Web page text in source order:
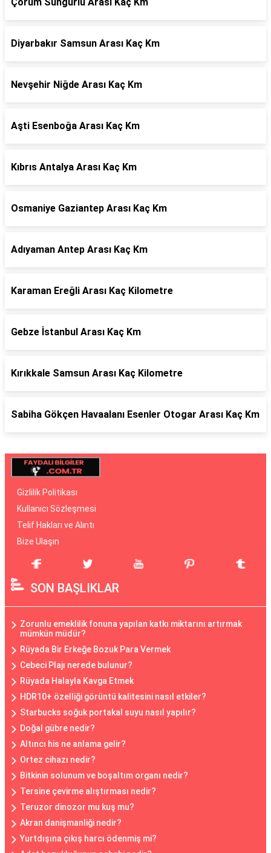
Diyarbakır Samsun Arası Kaç Km
Nevşehir Niğde Arası Kaç Km
Aşti Esenboğa Arası Kaç Km
Kıbrıs Antalya Arası Kaç Km
Osmaniye Gaziantep Arası Kaç Km
Adıyaman Antep Arası Kaç Km
Karaman Ereğli Arası Kaç Kilometre
Gebze İstanbul Arası Kaç Km
Kırıkkale Samsun Arası Kaç Kilometre
Sabiha Gökçen Havaalanı Esenler Otogar Arası Kaç Km
Gizlilik Politikası
Kullanıcı Sözleşmesi
Telif Hakları ve Alıntı
Bize Ulaşın
SON BAŞLIKLAR
Zorunlu emeklilik fonuna yapılan katkı miktarını artırmak
mümkün müdür?
Rüyada Bir Erkeğe Bozuk Para Vermek
Cebeci Plajı nerede bulunur?
Rüyada Halayla Kavga Etmek
HDR10+ özelliği görüntü kalitesini nasıl etkiler?
Starbucks soğuk portakal suyu nasıl yapılır?
Doğal gübre nedir?
Altıncı his ne anlama gelir?
Ortez cihazı nedir?
Bitkinin solunum ve boşaltım organı nedir?
Tersine çevirme alıştırması nedir?
Teruzor dinozor mu kuş mu?
Akran danişmanliği nedir?
Yurtdışına çıkış harcı ödenmiş mi?